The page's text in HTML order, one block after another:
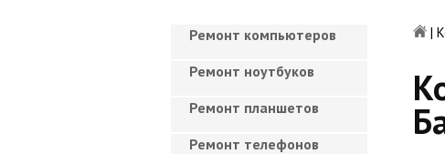
|
Ремонт компьютеров
Ремонт ноутбуков
Ремонт планшетов
Ремонт телефонов